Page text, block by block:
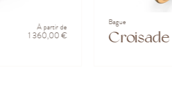
À partir de
1 360,00 €
Bague
Croisade